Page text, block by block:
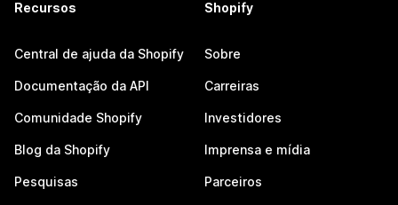
Recursos
Central de ajuda da Shopify
Documentação da API
Comunidade Shopify
Blog da Shopify
Pesquisas
Shopify
Sobre
Carreiras
Investidores
Imprensa e mídia
Parceiros